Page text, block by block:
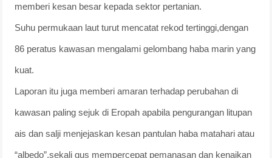
memberi kesan besar kepada sektor pertanian.
Suhu permukaan laut turut mencatat rekod tertinggi,dengan
86 peratus kawasan mengalami gelombang haba marin yang
kuat.
Laporan itu juga memberi amaran terhadap perubahan di
kawasan paling sejuk di Eropah apabila pengurangan litupan
ais dan salji menjejaskan kesan pantulan haba matahari atau
“albedo”,sekali gus mempercepat pemanasan dan kenaikan